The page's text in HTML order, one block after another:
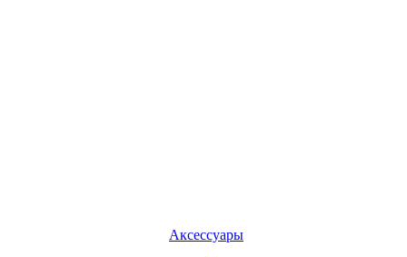
Аксессуары